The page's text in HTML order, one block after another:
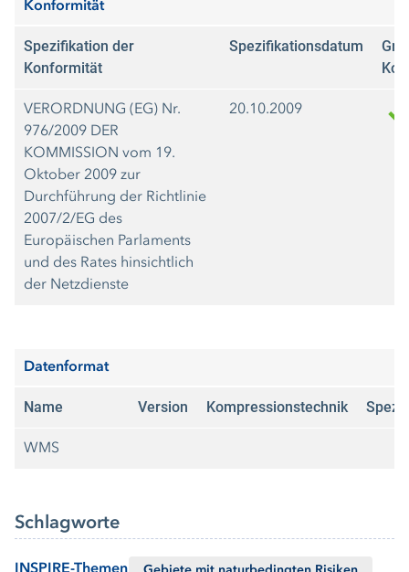
Konformität
Spezifikation der
Konformität
Spezifikationsdatum
VERORDNUNG (EG) Nr.
976/2009 DER
KOMMISSION vom 19.
Oktober 2009 zur
Durchführung der Richtlinie
2007/2/EG des
Europäischen Parlaments
und des Rates hinsichtlich
der Netzdienste
20.10.2009
Datenformat
Name Version Kompressionstechnik
WMS
Schlagworte